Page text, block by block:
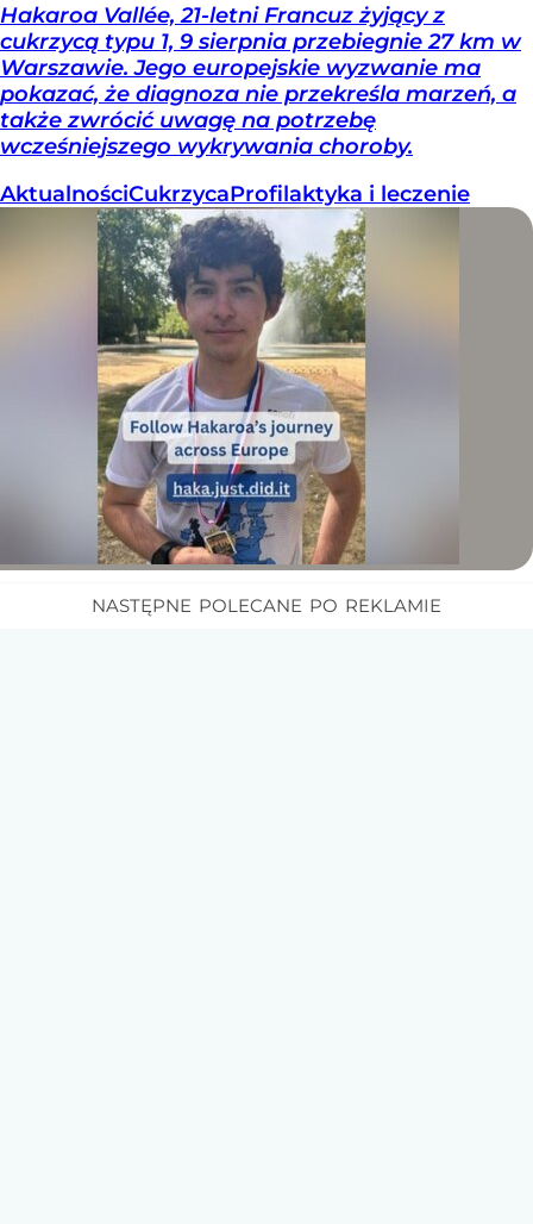
Hakaroa Vallée, 21-letni Francuz żyjący z
cukrzycą typu 1, 9 sierpnia przebiegnie 27 km w
Warszawie. Jego europejskie wyzwanie ma
pokazać, że diagnoza nie przekreśla marzeń, a
także zwrócić uwagę na potrzebę
wcześniejszego wykrywania choroby.
AktualnościCukrzycaProfilaktyka i leczenie